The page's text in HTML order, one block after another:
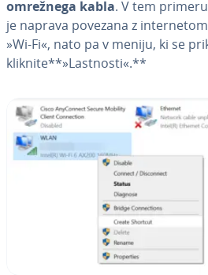
omrežnega kabla. V tem
je naprava povezana z
»Wi-Fi«, nato pa v meniju, ki se
kliknite**»Lastnosti«.**